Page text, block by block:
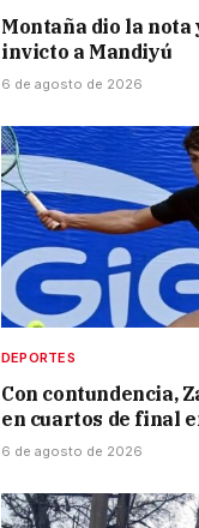
Montaña dio la
invicto a Mandiyú
6 de agosto de 2026
DEPORTES
Con contundencia,
en cuartos de final
6 de agosto de 2026